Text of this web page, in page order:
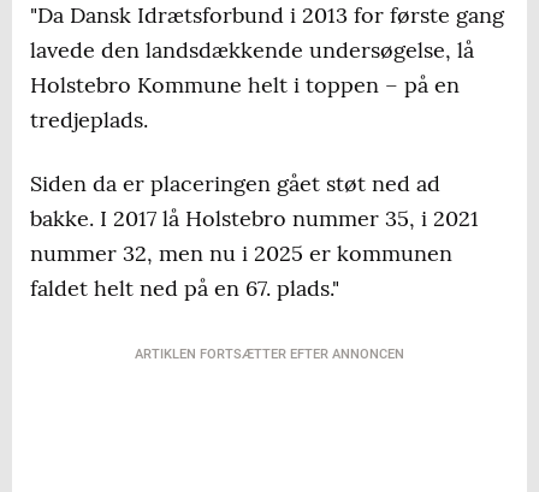
"Da Dansk Idrætsforbund i 2013 for første gang
lavede den landsdækkende undersøgelse, lå
Holstebro Kommune helt i toppen – på en
tredjeplads.
Siden da er placeringen gået støt ned ad
bakke. I 2017 lå Holstebro nummer 35, i 2021
nummer 32, men nu i 2025 er kommunen
faldet helt ned på en 67. plads."
ARTIKLEN FORTSÆTTER EFTER ANNONCEN